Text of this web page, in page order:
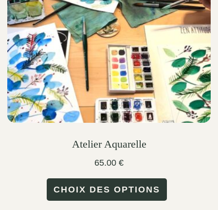
be
chosen
the
product
page
Atelier Aquarelle
65.00 €
CHOIX DES OPTIONS